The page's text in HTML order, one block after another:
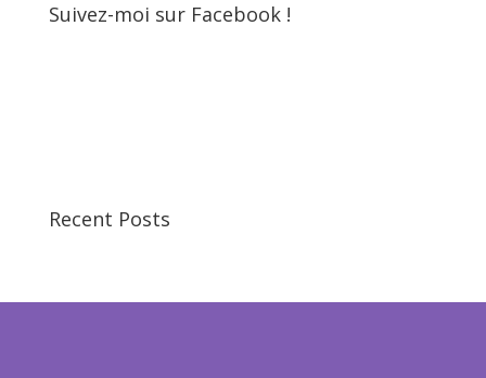
Suivez-moi sur Facebook !
Recent Posts